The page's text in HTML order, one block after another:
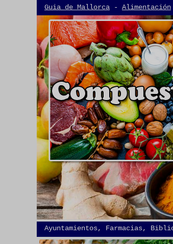
Guia de Mallorca - Alimentación
Ayuntamientos, Farmacias,